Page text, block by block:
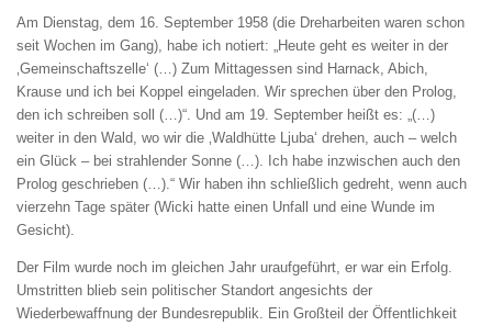
Am Dienstag, dem 16. September 1958 (die Dreharbeiten waren schon
seit Wochen im Gang), habe ich notiert: „Heute geht es weiter in der
‚Gemeinschaftszelle‘ (…) Zum Mittagessen sind Harnack, Abich,
Krause und ich bei Koppel eingeladen. Wir sprechen über den Prolog,
den ich schreiben soll (…)“. Und am 19. September heißt es: „(…)
weiter in den Wald, wo wir die ‚Waldhütte Ljuba‘ drehen, auch – welch
ein Glück – bei strahlender Sonne (…). Ich habe inzwischen auch den
Prolog geschrieben (…).“ Wir haben ihn schließlich gedreht, wenn auch
vierzehn Tage später (Wicki hatte einen Unfall und eine Wunde im
Gesicht).
Der Film wurde noch im gleichen Jahr uraufgeführt, er war ein Erfolg.
Umstritten blieb sein politischer Standort angesichts der
Wiederbewaffnung der Bundesrepublik. Ein Großteil der Öffentlichkeit